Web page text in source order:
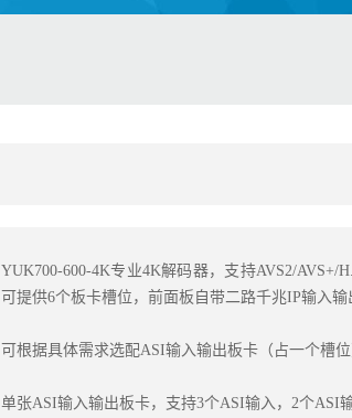
YUK700-600-4K专业4K解码器，支持AVS2/AVS+/
可提供6个板卡槽位，前面板自带二路千兆IP输入
可根据具体需求选配ASI输入输出板卡（占一个槽
单张ASI输入输出板卡，支持3个ASI输入，2个ASI输